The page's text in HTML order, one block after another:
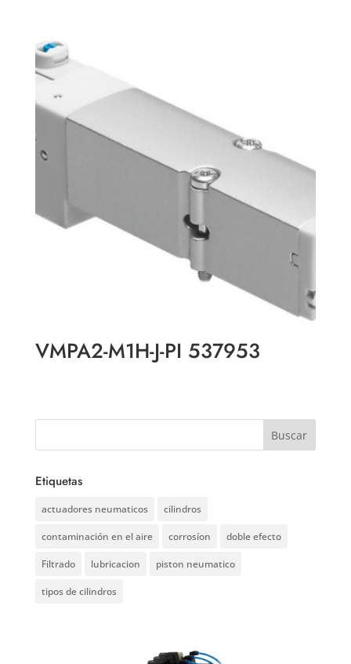
VMPA2-M1H-J-PI 537953
Etiquetas
actuadores neumaticos cilindros
contaminación en el aire corrosíon doble efecto
Filtrado lubricacion piston neumatico
tipos de cilindros